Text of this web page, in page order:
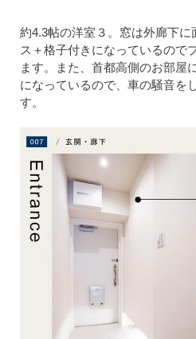
約4.3帖の洋室３。窓は外廊下
ス＋格子付きになっているので
ます。また、首都高側のお部屋
になっているので、車の騒音を
す。